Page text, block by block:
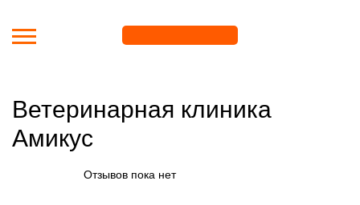
Ветеринарная клиника
Амикус
Отзывов пока нет